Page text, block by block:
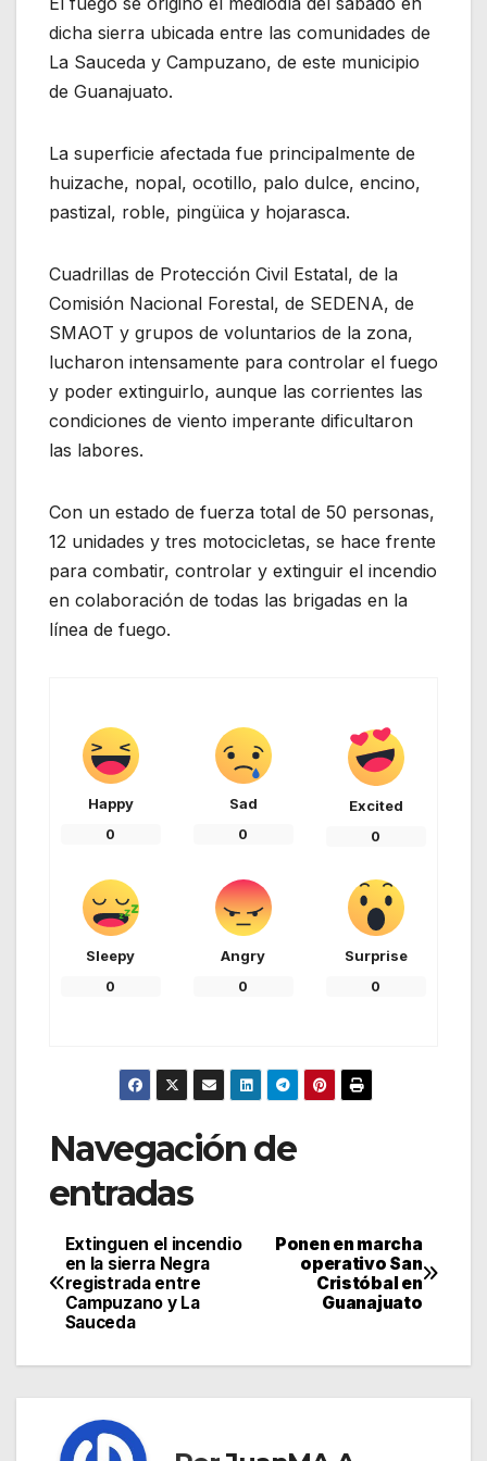
dicha sierra ubicada entre las comunidades de
La Sauceda y Campuzano, de este municipio
de Guanajuato.
La superficie afectada fue principalmente de
huizache, nopal, ocotillo, palo dulce, encino,
pastizal, roble, pingüica y hojarasca.
Cuadrillas de Protección Civil Estatal, de la
Comisión Nacional Forestal, de SEDENA, de
SMAOT y grupos de voluntarios de la zona,
lucharon intensamente para controlar el fuego
y poder extinguirlo, aunque las corrientes las
condiciones de viento imperante dificultaron
las labores.
Con un estado de fuerza total de 50 personas,
12 unidades y tres motocicletas, se hace frente
para combatir, controlar y extinguir el incendio
en colaboración de todas las brigadas en la
línea de fuego.
Happy
0
Sad
0
Excited
0
Sleepy
0
Angry
0
Surprise
0
Navegación de
entradas
Ponen en marcha
operativo San
Cristóbal en
Guanajuato
Extinguen el incendio
en la sierra Negra
registrada entre
Campuzano y La
Sauceda